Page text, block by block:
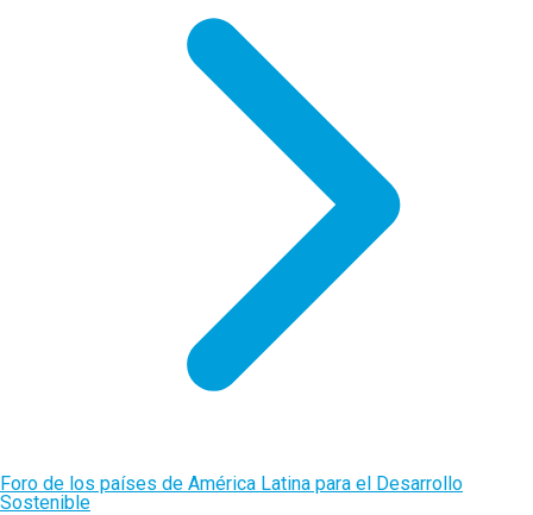
Foro de los países de América Latina para el Desarrollo
Sostenible